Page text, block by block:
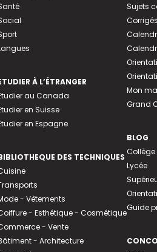
À L’ÉTRANGER
au Canada
en Suisse
en Espagne
DES TECHNIQUES
- Vêtements
- Esthétique - Cosmétique
- Vente
- Architecture
Sujets
Mon
Grand
BLOG
Collège
Lycée
Guide